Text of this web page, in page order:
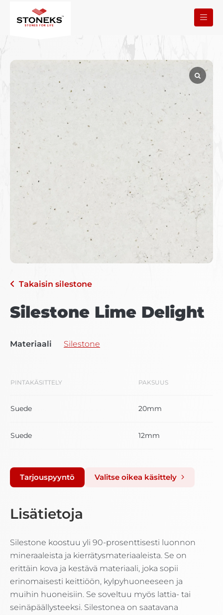
Takaisin silestone
Silestone Lime Delight
Materiaali Silestone
PINTAKÄSITTELY PAKSUUS
Suede 20mm
Suede 12mm
Tarjouspyyntö Valitse oikea käsittely
Lisätietoja
Silestone koostuu yli 90-prosenttisesti luonnon
mineraaleista ja kierrätysmateriaaleista. Se on
erittäin kova ja kestävä materiaali, joka sopii
erinomaisesti keittiöön, kylpyhuoneeseen ja
muihin huoneisiin. Se soveltuu myös lattia- tai
seinäpäällysteeksi. Silestonea on saatavana